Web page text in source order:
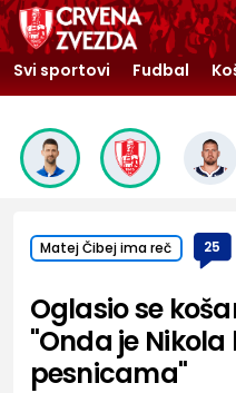
Svi sportovi Fudbal
Matej Čibej ima reč 25
Oglasio se
"Onda je
pesnicama"